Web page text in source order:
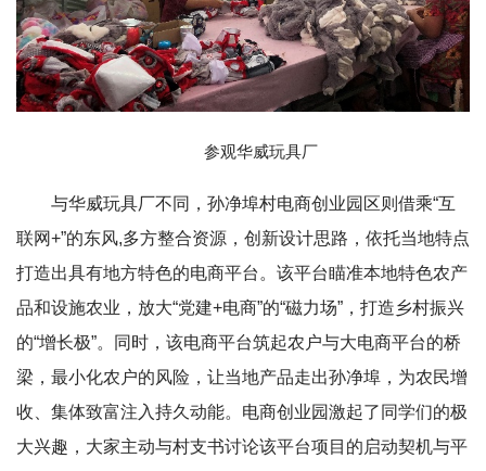
参观华威玩具厂
与华威玩具厂不同，孙净埠村电商创业园区则借乘“互
联网+”的东风,多方整合资源，创新设计思路，依托当地特点
打造出具有地方特色的电商平台。该平台瞄准本地特色农产
品和设施农业，放大“党建+电商”的“磁力场”，打造乡村振兴
的“增长极”。同时，该电商平台筑起农户与大电商平台的桥
梁，最小化农户的风险，让当地产品走出孙净埠，为农民增
收、集体致富注入持久动能。电商创业园激起了同学们的极
大兴趣，大家主动与村支书讨论该平台项目的启动契机与平